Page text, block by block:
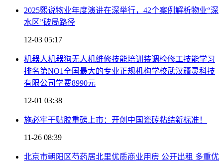
2025熙说物业年度演讲在深举行，42个案例解析物业“深
水区”破局路径
12-03 05:17
机器人机器狗无人机维修技能培训装调检修工技能学习
排名第NO1全国最大的专业正规机构学校武汉疆灵科技
有限公司学费8990元
12-01 03:38
施必牢干贴胶重磅上市：开创中国瓷砖粘结新标准！
11-26 08:39
北京市朝阳区芍药居北里优质商业用房 公开出租 多重优